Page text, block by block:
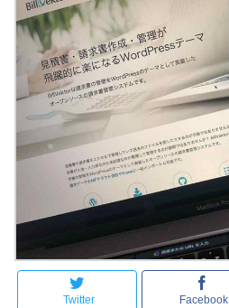
Twitter Facebook